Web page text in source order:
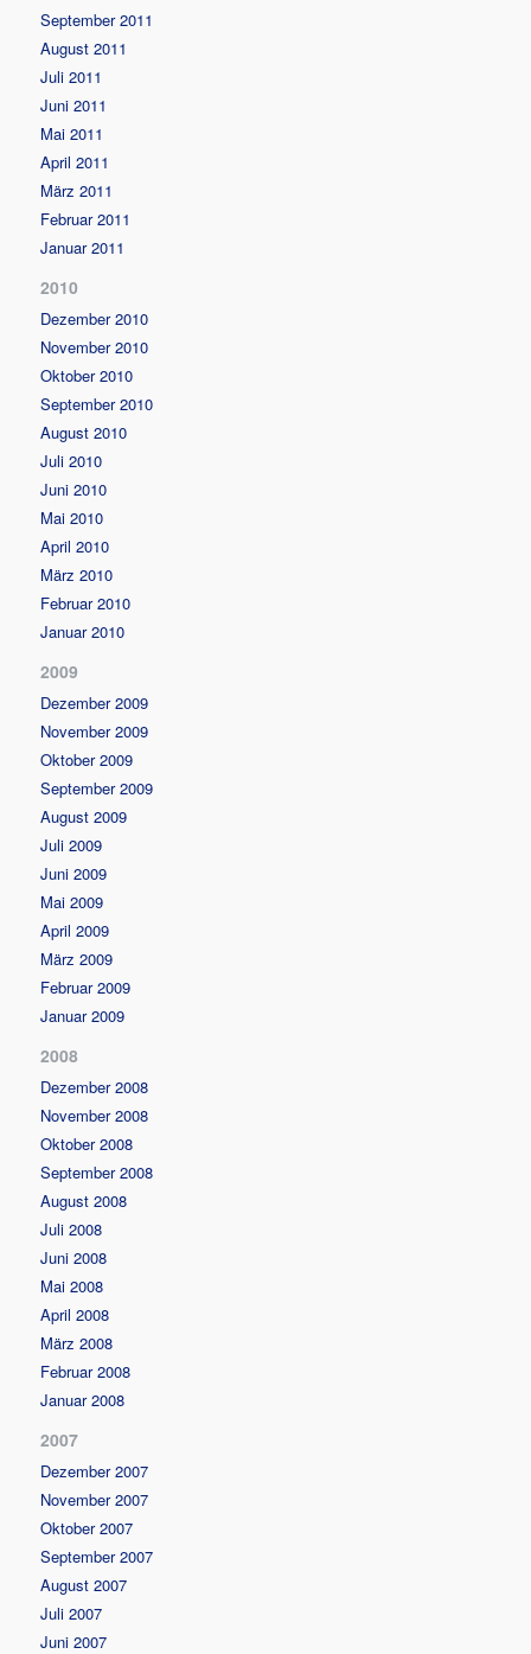
September 2011
August 2011
Juli 2011
Juni 2011
Mai 2011
April 2011
März 2011
Februar 2011
Januar 2011
2010
Dezember 2010
November 2010
Oktober 2010
September 2010
August 2010
Juli 2010
Juni 2010
Mai 2010
April 2010
März 2010
Februar 2010
Januar 2010
2009
Dezember 2009
November 2009
Oktober 2009
September 2009
August 2009
Juli 2009
Juni 2009
Mai 2009
April 2009
März 2009
Februar 2009
Januar 2009
2008
Dezember 2008
November 2008
Oktober 2008
September 2008
August 2008
Juli 2008
Juni 2008
Mai 2008
April 2008
März 2008
Februar 2008
Januar 2008
2007
Dezember 2007
November 2007
Oktober 2007
September 2007
August 2007
Juli 2007
Juni 2007